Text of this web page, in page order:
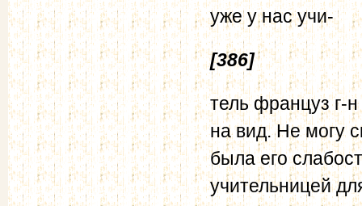
уже у нас учи-
[386]
тель француз г-
на вид. Не могу
была его
учительницей